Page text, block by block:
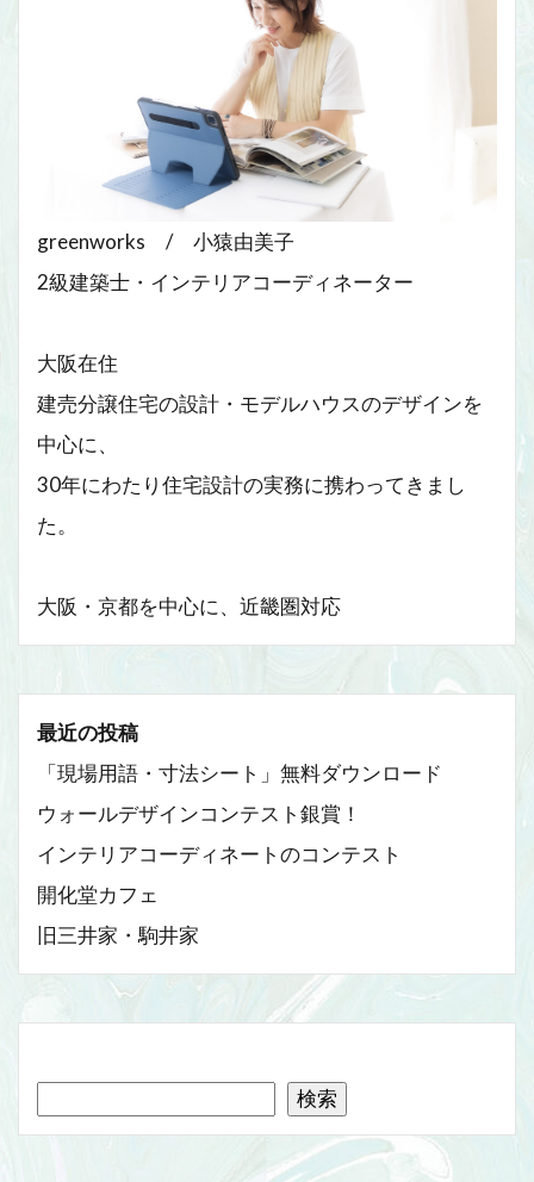
greenworks / 小猿由美子
2級建築士・インテリアコーディネーター
大阪在住
建売分譲住宅の設計・モデルハウスのデザインを
中心に、
30年にわたり住宅設計の実務に携わってきまし
た。
大阪・京都を中心に、近畿圏対応
最近の投稿
「現場用語・寸法シート」無料ダウンロード
ウォールデザインコンテスト銀賞！
インテリアコーディネートのコンテスト
開化堂カフェ
旧三井家・駒井家
検索